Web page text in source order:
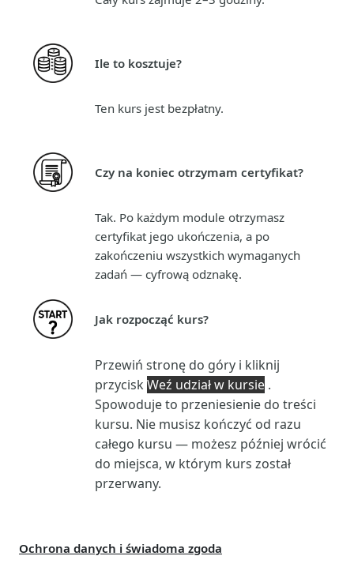
Ile to kosztuje?
Ten kurs jest bezpłatny.
Czy na koniec otrzymam certyfikat?
Tak. Po każdym module otrzymasz
certyfikat jego ukończenia, a po
zakończeniu wszystkich wymaganych
zadań — cyfrową odznakę.
Jak rozpocząć kurs?
Przewiń stronę do góry i kliknij
przycisk Weź udział w kursie .
Spowoduje to przeniesienie do treści
kursu. Nie musisz kończyć od razu
całego kursu — możesz później wrócić
do miejsca, w którym kurs został
przerwany.
Ochrona danych i świadoma zgoda